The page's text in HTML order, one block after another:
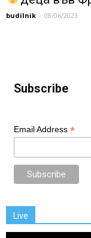
budilnik - 08/06/2023
Subscribe
Email Address *
Live